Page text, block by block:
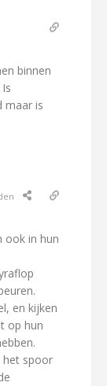
binnen
maar is
ook in hun
en kijken
op hun
het spoor